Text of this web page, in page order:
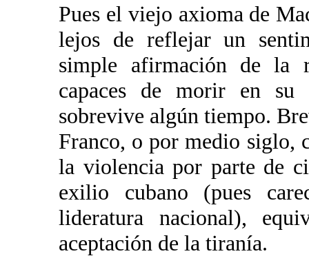
Pues el viejo axioma de
lejos de reflejar un
simple afirmación de la
capaces de morir en
sobrevive algún tiempo.
Franco, o por medio siglo,
la violencia por parte de
exilio cubano (pues
lideratura nacional),
aceptación de la tiranía.